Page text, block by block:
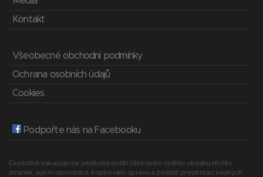
Kontakt
Všeobecné obchodní podmínky
Ochrana osobních údajů
Cookies
Podpořte nás na Facebooku
Explicitně zakazujeme jakékoli použití části nebo celého obsahu těchto
stránek, jejich reprodukci, kopírování, úpravu a zvláště prezentaci na jiných